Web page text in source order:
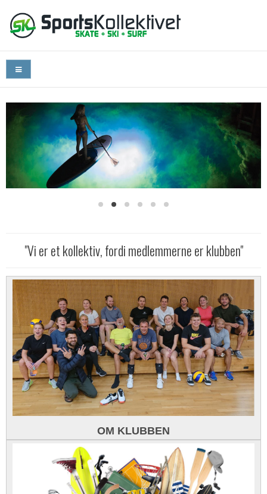
"Vi er et kollektiv, fordi medlemmerne er klubben"
OM KLUBBEN